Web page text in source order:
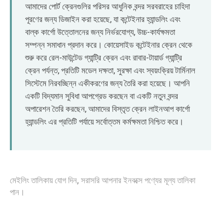
আমাদের পোর্ট ক্রেনগুলির পরিসর আধুনিক বন্দর সরবরাহের চাহিদা
পূরণের জন্য ডিজাইন করা হয়েছে, যা কন্টেইনার হ্যান্ডলিং এবং
বাল্ক কার্গো উত্তোলনের জন্য নির্ভরযোগ্য, উচ্চ-কার্যক্ষমতা
সম্পন্ন সমাধান প্রদান করে। কোয়েসাইড কন্টেইনার ক্রেন থেকে
শুরু করে রেল-মাউন্টেড গ্যান্ট্রি ক্রেন এবং রাবার-টায়ার্ড গ্যান্ট্রি
ক্রেন পর্যন্ত, প্রতিটি মডেল দক্ষতা, সুরক্ষা এবং স্বয়ংক্রিয় টার্মিনাল
সিস্টেমে নিরবচ্ছিন্ন একীকরণের জন্য তৈরি করা হয়েছে। আপনি
একটি বিদ্যমান সুবিধা আপগ্রেড করছেন বা একটি নতুন বন্দর
অপারেশন তৈরি করছেন, আমাদের বিস্তৃত ক্রেন লাইনআপ কার্গো
হ্যান্ডলিং এর প্রতিটি পর্যায়ে সর্বোত্তম কর্মক্ষমতা নিশ্চিত করে।
মেইলিং তালিকায় যোগ দিন, সরাসরি আপনার ইনবক্সে পণ্যের মূল্য তালিকা
পান।